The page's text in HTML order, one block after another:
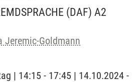
(DAF) A2
Jeremic-Goldmann
| 14:15 - 17:45 | 14.10.2024 -